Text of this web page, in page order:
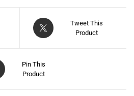
Tweet This
Product
Pin This
Product